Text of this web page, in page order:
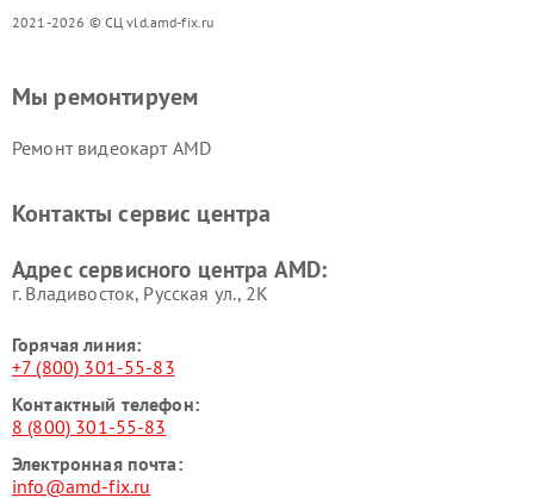
2021-2026 © СЦ vld.amd-fix.ru
Мы ремонтируем
Ремонт видеокарт AMD
Контакты сервис центра
Адрес сервисного центра AMD:
г. Владивосток, Русская ул., 2К
Горячая линия:
+7 (800) 301-55-83
Контактный телефон:
8 (800) 301-55-83
Электронная почта:
info@amd-fix.ru